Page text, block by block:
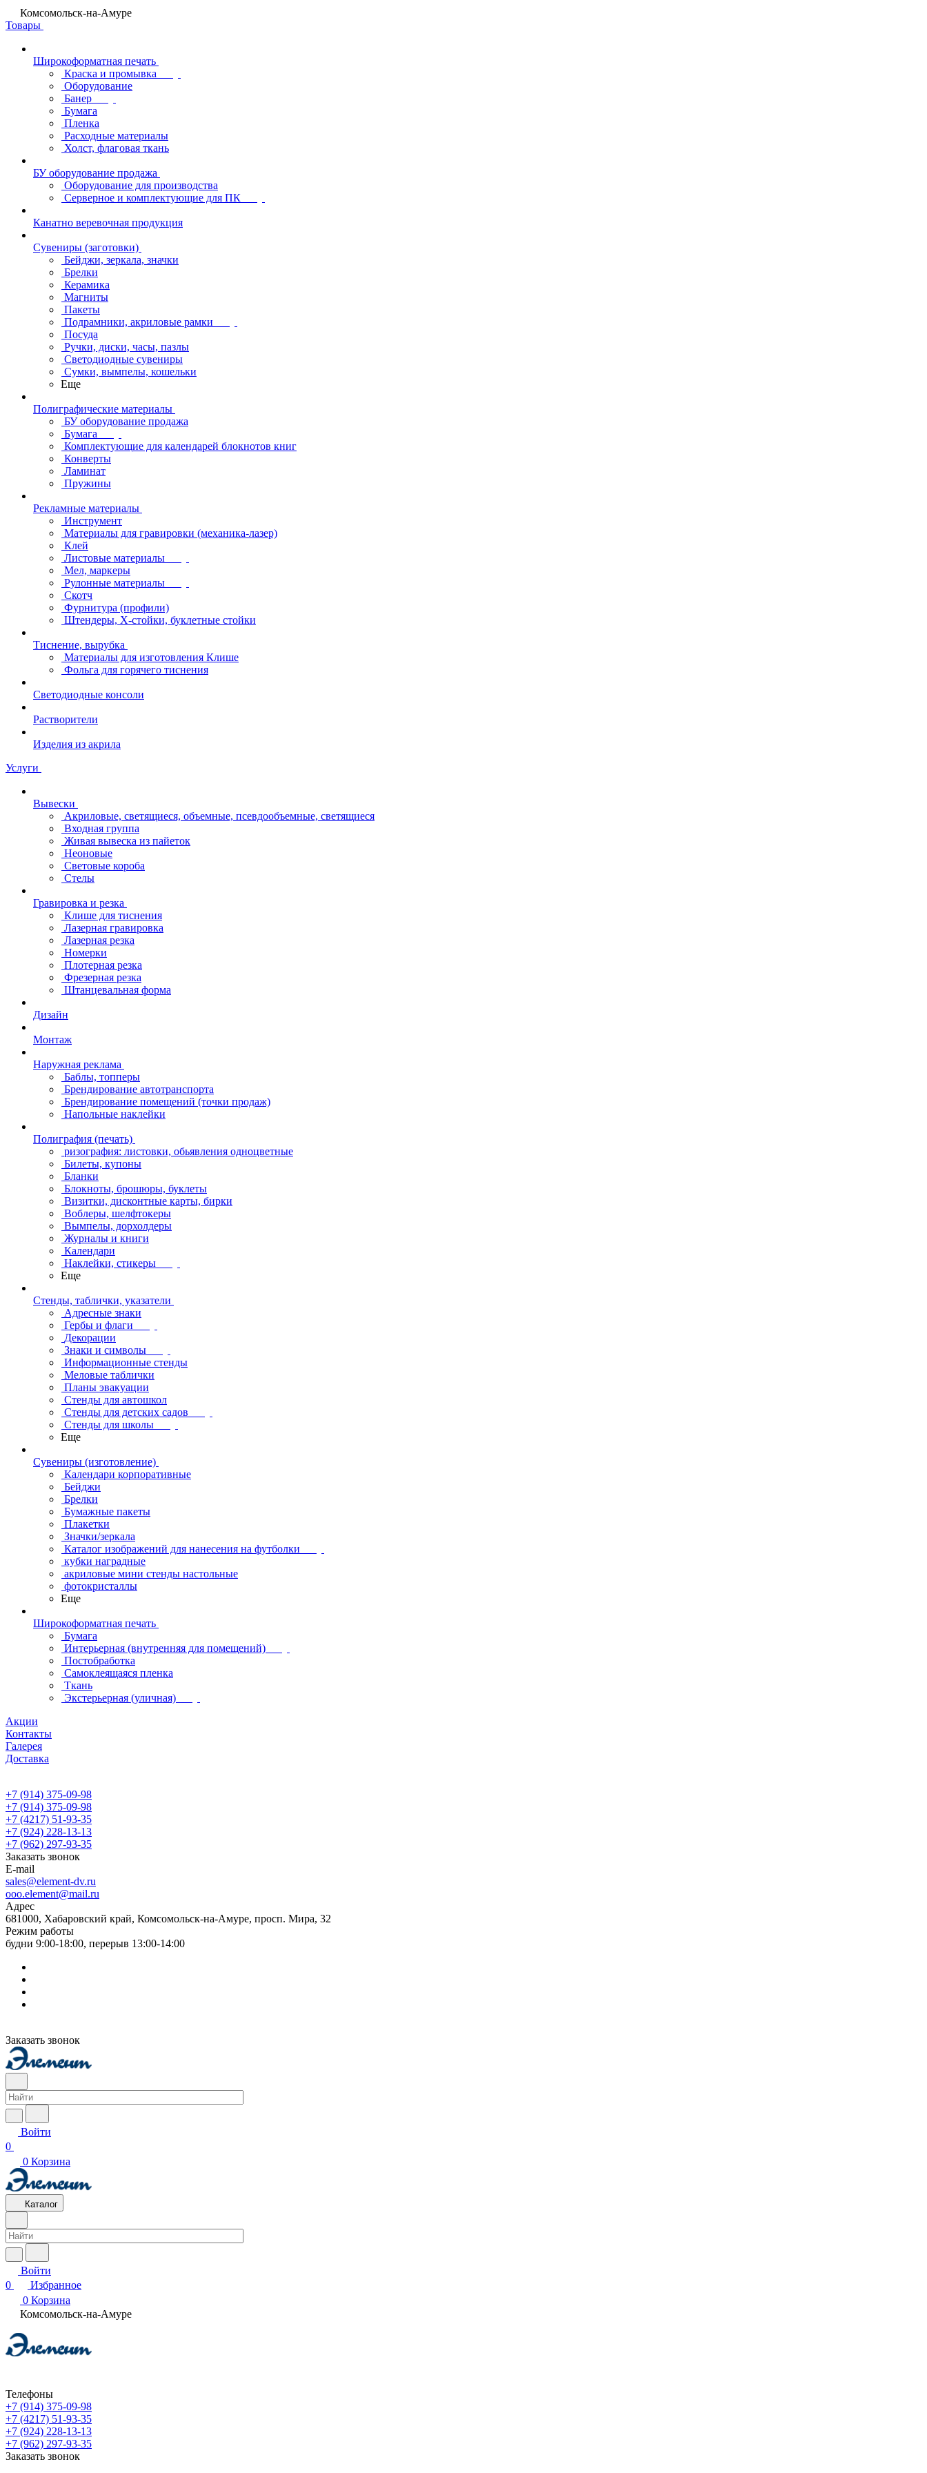
Комсомольск-на-Амуре
Товары
Широкоформатная печать
Краска и промывка
Оборудование
Банер
Бумага
Пленка
Расходные материалы
Холст, флаговая ткань
БУ оборудование продажа
Оборудование для производства
Серверное и комплектующие для ПК
Канатно веревочная продукция
Сувениры (заготовки)
Бейджи, зеркала, значки
Брелки
Керамика
Магниты
Пакеты
Подрамники, акриловые рамки
Посуда
Ручки, диски, часы, пазлы
Светодиодные сувениры
Сумки, вымпелы, кошельки
Еще
Полиграфические материалы
БУ оборудование продажа
Бумага
Комплектующие для календарей блокнотов книг
Конверты
Ламинат
Пружины
Рекламные материалы
Инструмент
Материалы для гравировки (механика-лазер)
Клей
Листовые материалы
Мел, маркеры
Рулонные материалы
Скотч
Фурнитура (профили)
Штендеры, Х-стойки, буклетные стойки
Тиснение, вырубка
Материалы для изготовления Клише
Фольга для горячего тиснения
Светодиодные консоли
Растворители
Изделия из акрила
Услуги
Вывески
Акриловые, светящиеся, объемные, псевдообъемные, светящиеся
Входная группа
Живая вывеска из пайеток
Неоновые
Световые короба
Стелы
Гравировка и резка
Клише для тиснения
Лазерная гравировка
Лазерная резка
Номерки
Плотерная резка
Фрезерная резка
Штанцевальная форма
Дизайн
Монтаж
Наружная реклама
Баблы, топперы
Брендирование автотранспорта
Брендирование помещений (точки продаж)
Напольные наклейки
Полиграфия (печать)
ризография: листовки, обьявления одноцветные
Билеты, купоны
Бланки
Блокноты, брошюры, буклеты
Визитки, дисконтные карты, бирки
Воблеры, шелфтокеры
Вымпелы, дорхолдеры
Журналы и книги
Календари
Наклейки, стикеры
Еще
Стенды, таблички, указатели
Адресные знаки
Гербы и флаги
Декорации
Знаки и символы
Информационные стенды
Меловые таблички
Планы эвакуации
Стенды для автошкол
Стенды для детских садов
Стенды для школы
Еще
Сувениры (изготовление)
Календари корпоративные
Бейджи
Брелки
Бумажные пакеты
Плакетки
Значки/зеркала
Каталог изображений для нанесения на футболки
кубки наградные
акриловые мини стенды настольные
фотокристаллы
Еще
Широкоформатная печать
Бумага
Интерьерная (внутренняя для помещений)
Постобработка
Самоклеящаяся пленка
Ткань
Экстерьерная (уличная)
Акции
Контакты
Галерея
Доставка
+7 (914) 375-09-98
+7 (914) 375-09-98
+7 (4217) 51-93-35
+7 (924) 228-13-13
+7 (962) 297-93-35
Заказать звонок
E-mail
sales@element-dv.ru
ooo.element@mail.ru
Адрес
681000, Хабаровский край, Комсомольск-на-Амуре, просп. Мира, 32
Режим работы
будни 9:00-18:00, перерыв 13:00-14:00
Заказать звонок
Войти
0
0 Корзина
Каталог
Войти
0
Избранное
0 Корзина
Комсомольск-на-Амуре
Телефоны
+7 (914) 375-09-98
+7 (4217) 51-93-35
+7 (924) 228-13-13
+7 (962) 297-93-35
Заказать звонок